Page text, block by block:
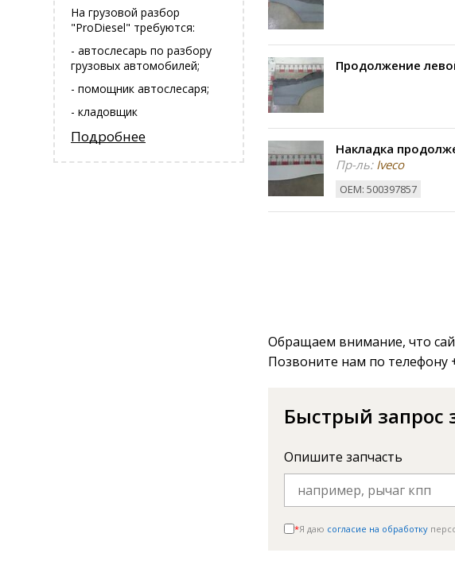
На грузовой разбор
"ProDiesel" требуются:
- автослесарь по разбору
грузовых автомобилей;
- помощник автослесаря;
- кладовщик
Подробнее
Продолжение
Накладка
Пр-ль:Iveco
ОЕМ: 500397857
Обращаем внимание, что
Позвоните нам по телефону
Быстрый запрос
Опишите запчасть
*Я даю согласие на обработку